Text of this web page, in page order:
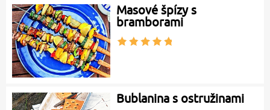
Masové špízy s
bramborami
Bublanina s ostružinami